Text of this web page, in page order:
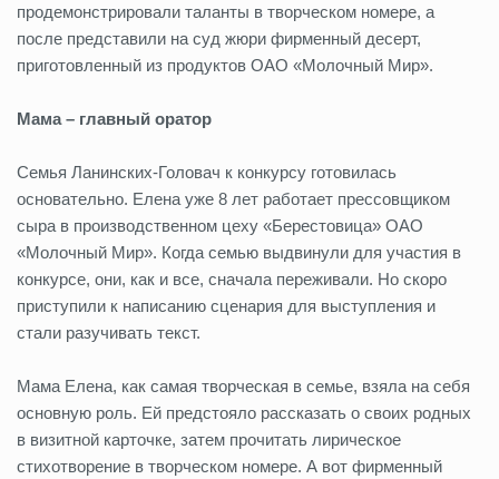
продемонстрировали таланты в творческом номере, а
после представили на суд жюри фирменный десерт,
приготовленный из продуктов ОАО «Молочный Мир».
Мама – главный оратор
Семья Ланинских-Головач к конкурсу готовилась
основательно. Елена уже 8 лет работает прессовщиком
сыра в производственном цеху «Берестовица» ОАО
«Молочный Мир». Когда семью выдвинули для участия в
конкурсе, они, как и все, сначала переживали. Но скоро
приступили к написанию сценария для выступления и
стали разучивать текст.
Мама Елена, как самая творческая в семье, взяла на себя
основную роль. Ей предстояло рассказать о своих родных
в визитной карточке, затем прочитать лирическое
стихотворение в творческом номере. А вот фирменный